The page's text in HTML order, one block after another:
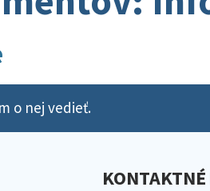
o nej vedieť.